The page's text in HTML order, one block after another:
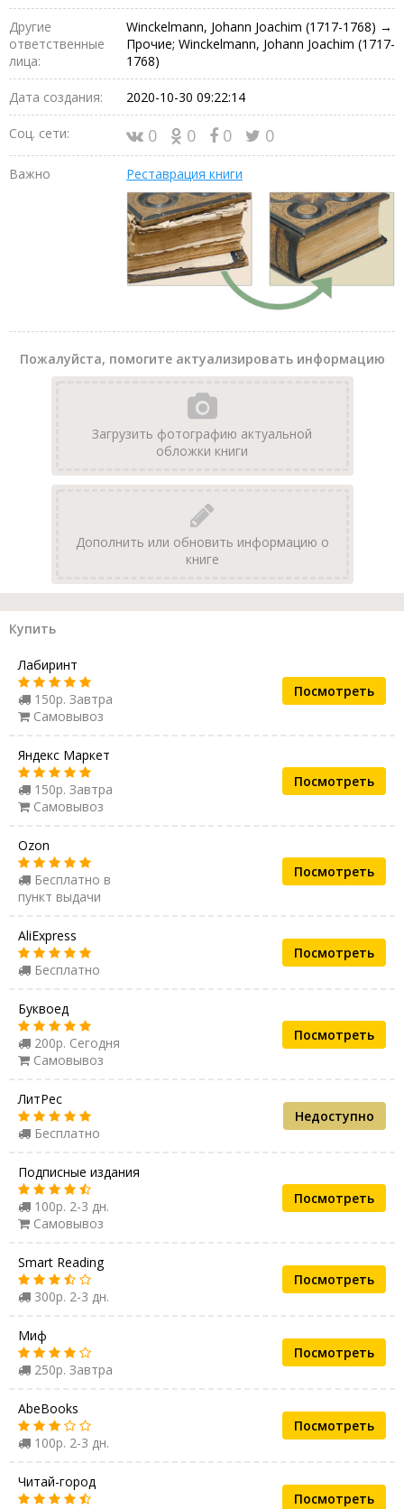
Другие
ответственные
лица:
Winckelmann, Johann Joachim (1717-1768) →
Прочие; Winckelmann, Johann Joachim (1717-
1768)
Дата создания: 2020-10-30 09:22:14
Соц. сети: 0 0 0 0
Важно Реставрация книги
Пожалуйста, помогите актуализировать информацию
Загрузить фотографию актуальной
обложки книги
Дополнить или обновить информацию о
книге
Купить
Лабиринт
150р. Завтра
Самовывоз
Посмотреть
Яндекс Маркет
150р. Завтра
Самовывоз
Посмотреть
Ozon
Бесплатно в
пункт выдачи
Посмотреть
AliExpress
Бесплатно
Посмотреть
Буквоед
200р. Сегодня
Самовывоз
Посмотреть
ЛитРес
Бесплатно
Недоступно
Подписные издания
100р. 2-3 дн.
Самовывоз
Посмотреть
Smart Reading
300р. 2-3 дн.
Посмотреть
Миф
250р. Завтра
Посмотреть
AbeBooks
100р. 2-3 дн.
Посмотреть
Читай-город
Посмотреть